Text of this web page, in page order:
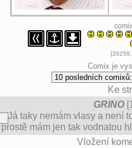
Comix je
Ke
GRINO
Já taky nemám vlasy a není
prostě mám jen tak vodnatou
Vložení